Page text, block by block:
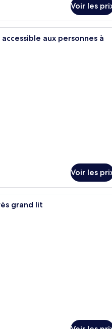
Voir les
Espace de travail pour
aux personnes à
Voir les
Espace de travail pour
grand lit